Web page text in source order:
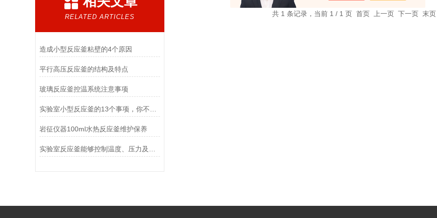
RELATED ARTICLES
造成小型反应釜粘壁的4个原因
平行高压反应釜的结构及特点
玻璃反应釜控温系统注意事项
岩征仪器100ml水热反应釜维护保养
共 1 条记录，当前 1 / 1 页 首页 上一页 下一页 末